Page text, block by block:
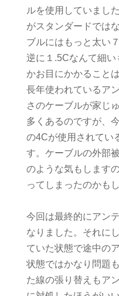
ルを使用していまし
がスタンダードでは
ブルにはもっと太い
逆に１.5Cなんて細
かお目にかかること
長年使われているア
さのケーブルが家じ
多くあるのですが、
の4Cが使用されてい
す。ケーブルの外部
のような気もします
ってしまったのかも
今回は最終的にアン
なりました。それに
ていた状態で途中の
状態ではかなり問題
た線の張り替えもア